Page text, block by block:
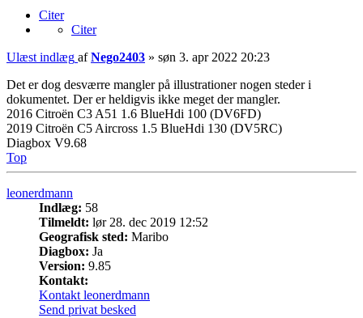
Citer
Citer
Ulæst indlæg afNego2403 » søn 3. apr 2022 20:23
Det er dog desværre mangler på illustrationer nogen steder i
dokumentet. Der er heldigvis ikke meget der mangler.
2016 Citroën C3 A51 1.6 BlueHdi 100 (DV6FD)
2019 Citroën C5 Aircross 1.5 BlueHdi 130 (DV5RC)
Diagbox V9.68
Top
leonerdmann
Indlæg: 58
Tilmeldt: lør 28. dec 2019 12:52
Geografisk sted: Maribo
Diagbox: Ja
Version: 9.85
Kontakt:
Kontakt leonerdmann
Send privat besked